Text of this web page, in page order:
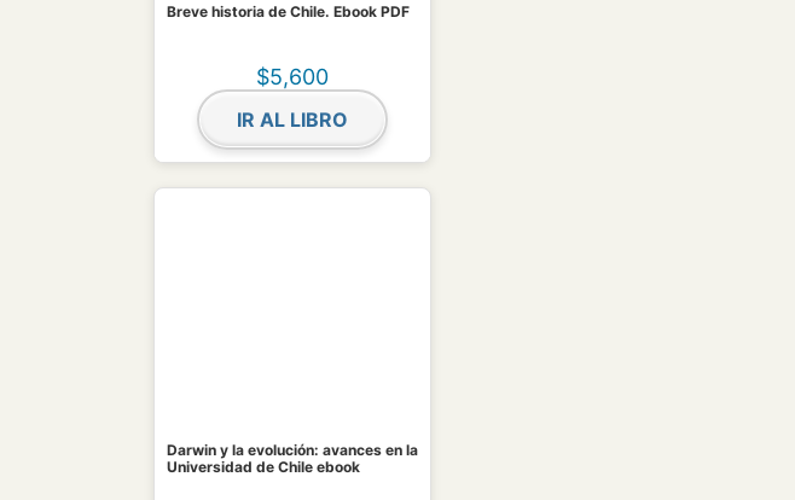
Breve historia de Chile. Ebook PDF
$5,600
IR AL LIBRO
Darwin y la evolución: avances en la
Universidad de Chile ebook